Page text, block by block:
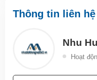
Thông tin liên hệ
Nhu
Hoạt